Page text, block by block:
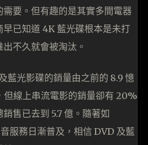
要。但有趣的是其實多間電器
早已知道 4K 藍光碟根本是未打
不久就會被淘汰。
藍光影碟的銷量由之前的 8.9 憶
但線上串流電影的銷量卻有 20%
售已去到 5.7 億。隨著如
服務日漸普及，相信 DVD 及藍